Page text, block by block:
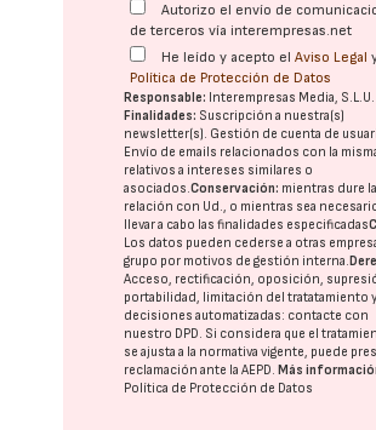
Autorizo el envío de
de terceros vía interempresas.net
He leído y acepto elAviso Legal
Política de Protección de Datos
Responsable: Interempresas Media, S.L.U.
Finalidades: Suscripción a nuestra(s)
newsletter(s). Gestión de cuenta de
Envío de emails relacionados con la
relativos a intereses similares o
asociados.Conservación: mientras dure la
relación con Ud., o mientras sea
llevar a cabo las finalidades especificadas
Los datos pueden cederse a otras
grupo por motivos de gestión interna.
Acceso, rectificación, oposición,
portabilidad, limitación del tratatamiento y
decisiones automatizadas: contacte con
nuestro DPD. Si considera que el
se ajusta a la normativa vigente, puede
reclamación ante laAEPD. Más
Política de Protección de Datos